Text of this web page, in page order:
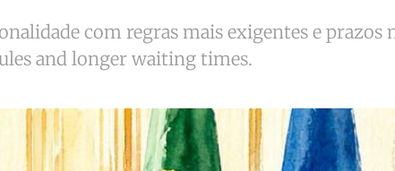
com regras mais exigentes e
and longer waiting times.